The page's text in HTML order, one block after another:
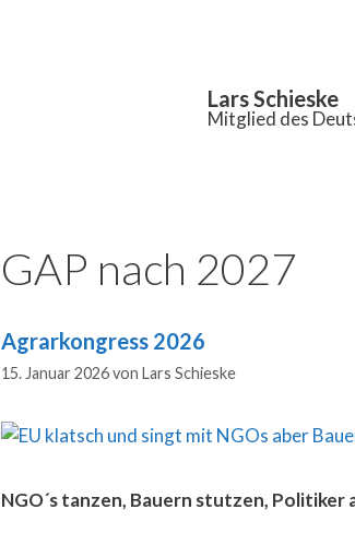
Lars Schieske
Mitglied des
GAP nach 2027
Agrarkongress 2026
15. Januar 2026von Lars Schieske
NGO´s tanzen, Bauern stutzen, Politiker